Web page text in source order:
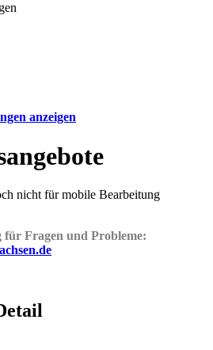
anzeigen
nicht für mobile Bearbeitung
Fragen und Probleme: